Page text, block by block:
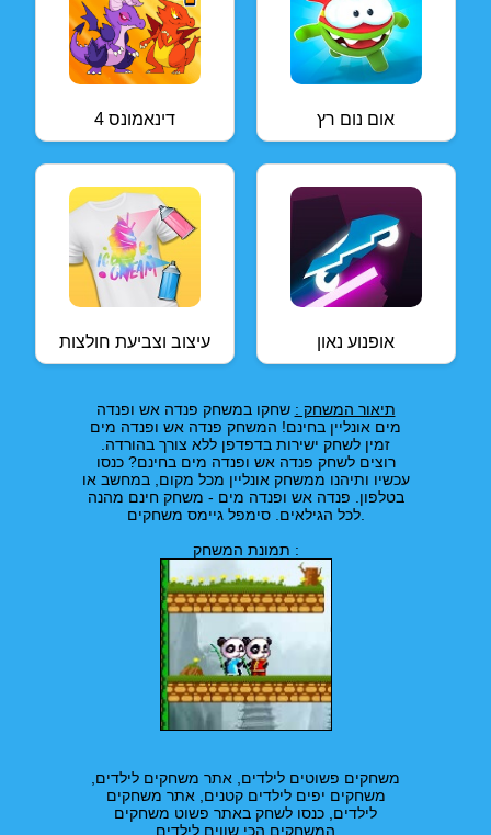
דינאמונס 4 אום נום רץ
עיצוב וצביעת חולצות אופנוע נאון
תיאור המשחק : שחקו במשחק פנדה אש ופנדה
מים אונליין בחינם! המשחק פנדה אש ופנדה מים
זמין לשחק ישירות בדפדפן ללא צורך בהורדה.
רוצים לשחק פנדה אש ופנדה מים בחינם? כנסו
עכשיו ותיהנו ממשחק אונליין מכל מקום, במחשב או
בטלפון. פנדה אש ופנדה מים - משחק חינם מהנה
לכל הגילאים. סימפל גיימס משחקים.
תמונת המשחק :
משחקים פשוטים לילדים, אתר משחקים לילדים,
משחקים יפים לילדים קטנים, אתר משחקים
לילדים, כנסו לשחק באתר פשוט משחקים
המשחקים הכי שווים לילדים